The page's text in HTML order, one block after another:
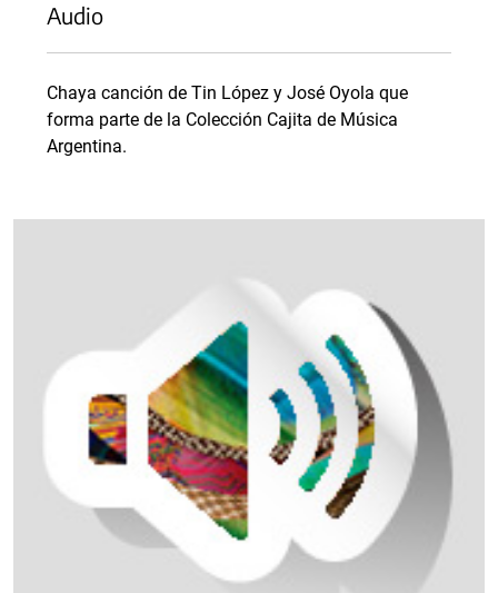
Audio
Chaya canción de Tin López y José Oyola que
forma parte de la Colección Cajita de Música
Argentina.